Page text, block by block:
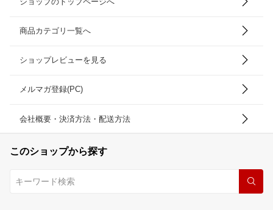
商品カテゴリ一覧へ
ショップレビューを見る
メルマガ登録(PC)
会社概要・決済方法・配送方法
このショップから探す